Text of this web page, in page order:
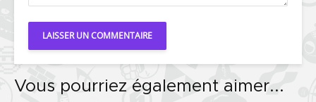
Vous pourriez également aimer...